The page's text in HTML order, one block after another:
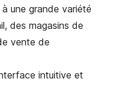
une grande variété
des magasins de
vente de
intuitive et